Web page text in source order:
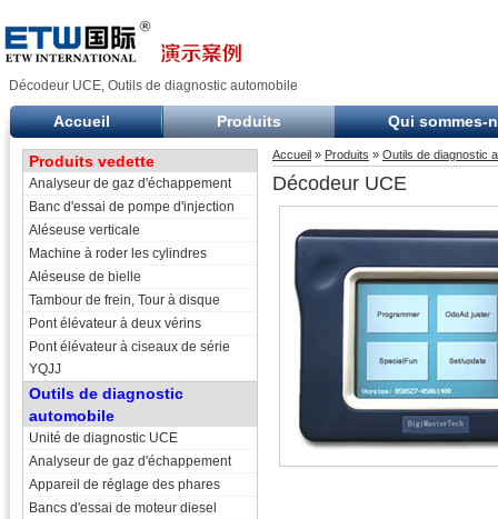
Décodeur UCE, Outils de diagnostic automobile
Accueil Produits Qui sommes-
Produits vedette
Analyseur de gaz d'échappement
Banc d'essai de pompe d'injection
Aléseuse verticale
Machine à roder les cylindres
Aléseuse de bielle
Tambour de frein, Tour à disque
Pont élévateur à deux vérins
Pont élévateur à ciseaux de série
YQJJ
Outils de diagnostic
automobile
Unité de diagnostic UCE
Analyseur de gaz d'échappement
Appareil de réglage des phares
Bancs d'essai de moteur diesel
Accueil » Produits » Outils de diagnostic
Décodeur UCE